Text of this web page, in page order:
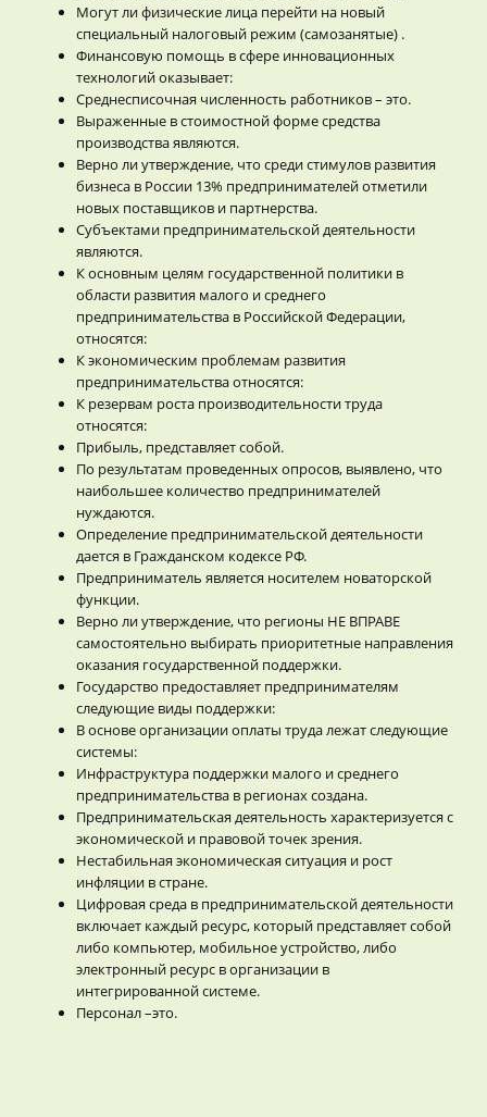
Могут ли физические лица перейти на новый
специальный налоговый режим (самозанятые) .
Финансовую помощь в сфере инновационных
технологий оказывает:
Среднесписочная численность работников – это.
Выраженные в стоимостной форме средства
производства являются.
Верно ли утверждение, что среди стимулов развития
бизнеса в России 13% предпринимателей отметили
новых поставщиков и партнерства.
Субъектами предпринимательской деятельности
являются.
К основным целям государственной политики в
области развития малого и среднего
предпринимательства в Российской Федерации,
относятся:
К экономическим проблемам развития
предпринимательства относятся:
К резервам роста производительности труда
относятся:
Прибыль, представляет собой.
По результатам проведенных опросов, выявлено, что
наибольшее количество предпринимателей
нуждаются.
Определение предпринимательской деятельности
дается в Гражданском кодексе РФ.
Предприниматель является носителем новаторской
функции.
Верно ли утверждение, что регионы НЕ ВПРАВЕ
самостоятельно выбирать приоритетные направления
оказания государственной поддержки.
Государство предоставляет предпринимателям
следующие виды поддержки:
В основе организации оплаты труда лежат следующие
системы:
Инфраструктура поддержки малого и среднего
предпринимательства в регионах создана.
Предпринимательская деятельность характеризуется с
экономической и правовой точек зрения.
Нестабильная экономическая ситуация и рост
инфляции в стране.
Цифровая среда в предпринимательской деятельности
включает каждый ресурс, который представляет собой
либо компьютер, мобильное устройство, либо
электронный ресурс в организации в
интегрированной системе.
Персонал –это.